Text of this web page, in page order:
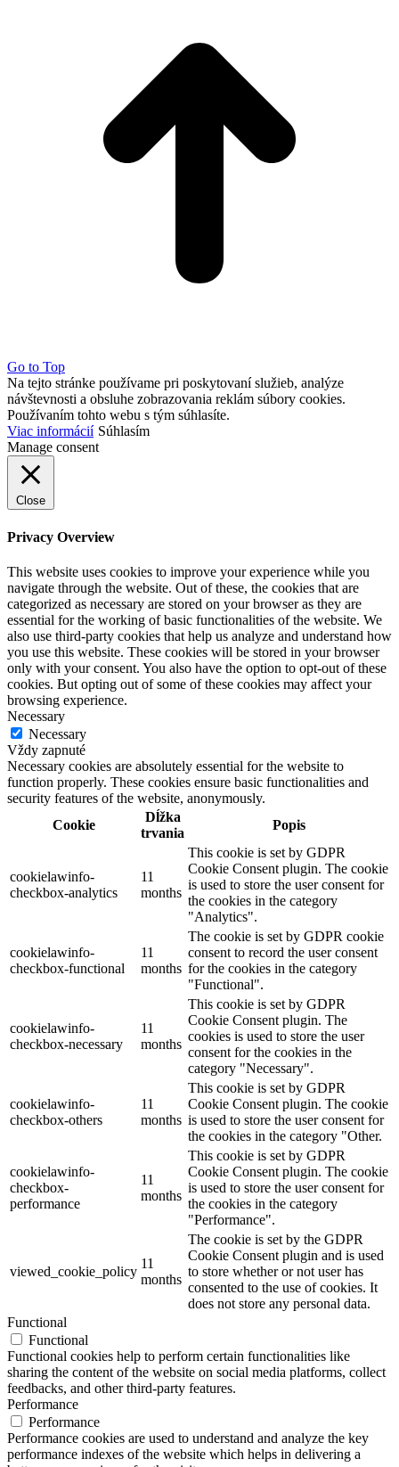
Go to Top
Na tejto stránke používame pri poskytovaní služieb, analýze
návštevnosti a obsluhe zobrazovania reklám súbory cookies.
Používaním tohto webu s tým súhlasíte.
Viac informácií Súhlasím
Manage consent
Close
Privacy Overview
This website uses cookies to improve your experience while you
navigate through the website. Out of these, the cookies that are
categorized as necessary are stored on your browser as they are
essential for the working of basic functionalities of the website. We
also use third-party cookies that help us analyze and understand how
you use this website. These cookies will be stored in your browser
only with your consent. You also have the option to opt-out of these
cookies. But opting out of some of these cookies may affect your
browsing experience.
Necessary
Necessary
Vždy zapnuté
Necessary cookies are absolutely essential for the website to
function properly. These cookies ensure basic functionalities and
security features of the website, anonymously.
Cookie
Dĺžka
trvania
Popis
cookielawinfo-
checkbox-analytics
11
months
This cookie is set by GDPR
Cookie Consent plugin. The cookie
is used to store the user consent for
the cookies in the category
"Analytics".
cookielawinfo-
checkbox-functional
11
months
The cookie is set by GDPR cookie
consent to record the user consent
for the cookies in the category
"Functional".
cookielawinfo-
checkbox-necessary
11
months
This cookie is set by GDPR
Cookie Consent plugin. The
cookies is used to store the user
consent for the cookies in the
category "Necessary".
cookielawinfo-
checkbox-others
11
months
This cookie is set by GDPR
Cookie Consent plugin. The cookie
is used to store the user consent for
the cookies in the category "Other.
cookielawinfo-
checkbox-
performance
11
months
This cookie is set by GDPR
Cookie Consent plugin. The cookie
is used to store the user consent for
the cookies in the category
"Performance".
viewed_cookie_policy
11
months
The cookie is set by the GDPR
Cookie Consent plugin and is used
to store whether or not user has
consented to the use of cookies. It
does not store any personal data.
Functional
Functional
Functional cookies help to perform certain functionalities like
sharing the content of the website on social media platforms, collect
feedbacks, and other third-party features.
Performance
Performance
Performance cookies are used to understand and analyze the key
performance indexes of the website which helps in delivering a